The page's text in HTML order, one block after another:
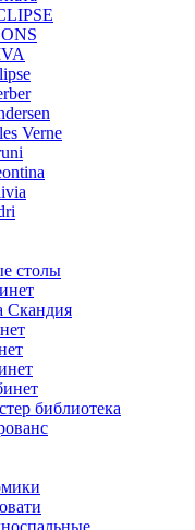
Verne
столы
Скандия
библиотека